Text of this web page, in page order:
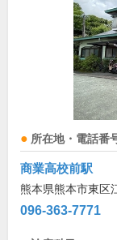
所在地・電話番
商業高校前駅
熊本県熊本市東区
096-363-7771